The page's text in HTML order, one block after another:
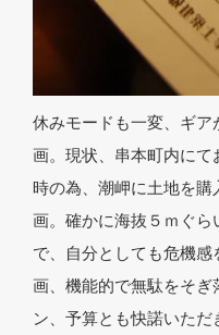
休みモードも一変、ギ
画。現状、串本町内に
時の為、潮岬に土地を
画。確かに海抜５ｍぐ
で、自分としても危機
画、機能的で無駄をそぎ
ン、予算とも快諾いた